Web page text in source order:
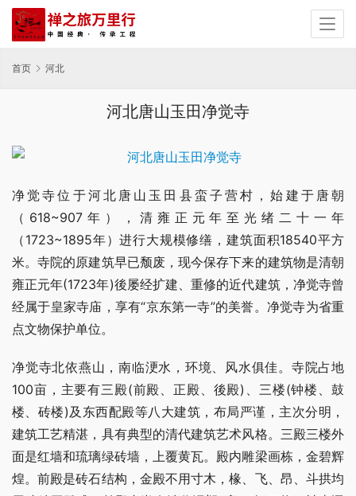
首页 河北
河北唐山玉田净觉寺
净觉寺位于河北唐山玉田县蛮子营村，始建于唐朝
（618~907年），清雍正元年至光绪二十一年
（1723~1895年）进行大规模修缮，建筑面积18540平方
米。寺院的原建筑早已颓废，现今保存下来的建筑物是清朝
雍正元年(1723年)後屡经扩建、重修的近代建筑，净觉寺曾
经属于皇家寺庙，享有“京东第一寺”的美誉。净觉寺为省重
点文物保护单位。
净觉寺北依燕山，南临浭水，环境、风水俱佳。寺院占地
100亩，主要有三殿(前殿、正殿、後殿)、三楼(钟楼、鼓
楼、砖楼)及东西配殿等八大建筑，布局严谨，主次分明，
建筑工艺精湛，具有典型的清代建筑艺术风格。三殿三楼外
面是红墙和琉璃绿砖墙，上覆黄瓦。殿内雕梁画栋，金碧辉
煌。前殿是砖石结构，金殿不用寸木，椽、飞、昂、斗拱均